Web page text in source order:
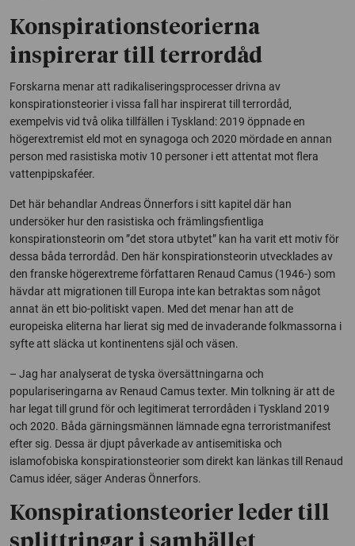
Konspirationsteorierna
inspirerar till terrordåd
Forskarna menar att radikaliseringsprocesser drivna av
konspirationsteorier i vissa fall har inspirerat till terrordåd,
exempelvis vid två olika tillfällen i Tyskland: 2019 öppnade en
högerextremist eld mot en synagoga och 2020 mördade en annan
person med rasistiska motiv 10 personer i ett attentat mot flera
vattenpipskaféer.
Det här behandlar Andreas Önnerfors i sitt kapitel där han
undersöker hur den rasistiska och främlingsfientliga
konspirationsteorin om ”det stora utbytet” kan ha varit ett motiv för
dessa båda terrordåd. Den här konspirationsteorin utvecklades av
den franske högerextreme författaren Renaud Camus (1946-) som
hävdar att migrationen till Europa inte kan betraktas som något
annat än ett bio-politiskt vapen. Med det menar han att de
europeiska eliterna har lierat sig med de invaderande folkmassorna i
syfte att släcka ut kontinentens själ och väsen.
– Jag har analyserat de tyska översättningarna och
populariseringarna av Renaud Camus texter. Min tolkning är att de
har legat till grund för och legitimerat terrordåden i Tyskland 2019
och 2020. Båda gärningsmännen lämnade egna terroristmanifest
efter sig. Dessa är djupt påverkade av antisemitiska och
islamofobiska konspirationsteorier som direkt kan länkas till Renaud
Camus idéer, säger Anderas Önnerfors.
Konspirationsteorier leder till